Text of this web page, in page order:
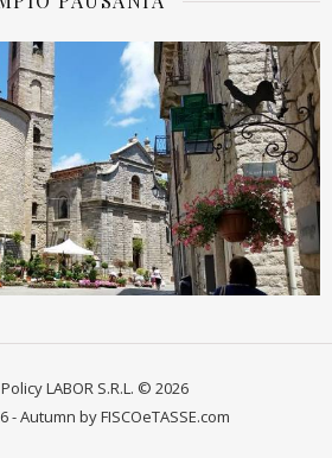
LABOR S.R.L. © 2026
- Autumn by FISCOeTASSE.com